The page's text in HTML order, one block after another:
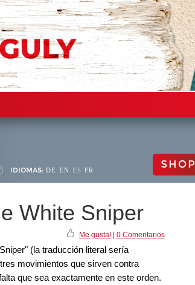
IDIOMAS: DE EN ES FR SHOP
White Sniper
Me gusta!| 0 Comentarios
(la traducción literal sería
movimientos que sirven contra
que sea exactamente en este orden.